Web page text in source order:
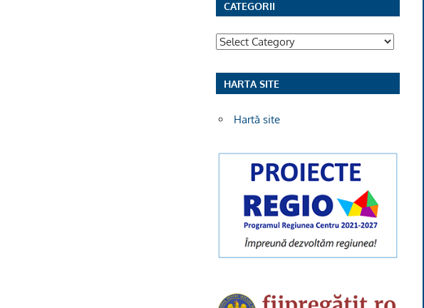
CATEGORII
Categorii
HARTA SITE
Hartă site